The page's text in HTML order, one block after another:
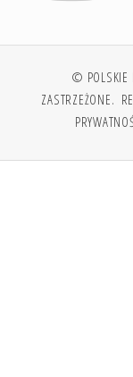
© POLSKIE
ZASTRZEŻONE.